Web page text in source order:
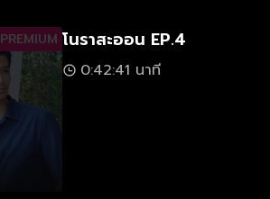
PREMIUM โนราสะออน EP.4
0:42:41 นาที